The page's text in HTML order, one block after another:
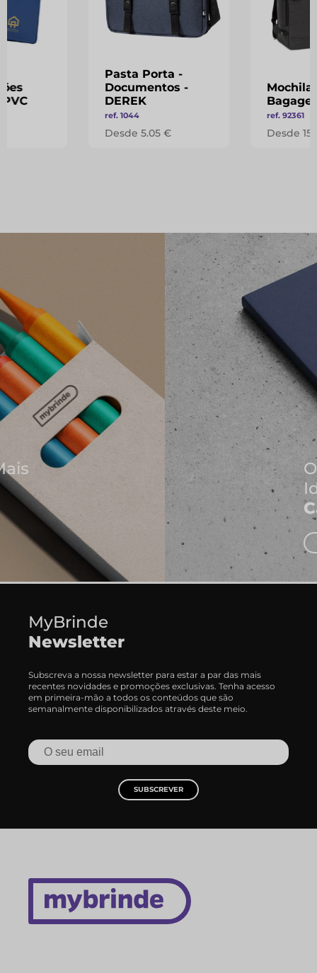
Pasta Porta -
Documentos -
DEREK
ref. 1044
Desde 5.05 €
Mochila
ref. 92361
Desde
Onde Nascem As Melhores
Cadernos e Blocos de Notas
EXPLORAR CADERNOS
MyBrinde
Newsletter
Subscreva a nossa newsletter para estar a par das mais
recentes novidades e promoções exclusivas. Tenha acesso
em primeira-mão a todos os conteúdos que são
semanalmente disponibilizados através deste meio.
SUBSCREVER